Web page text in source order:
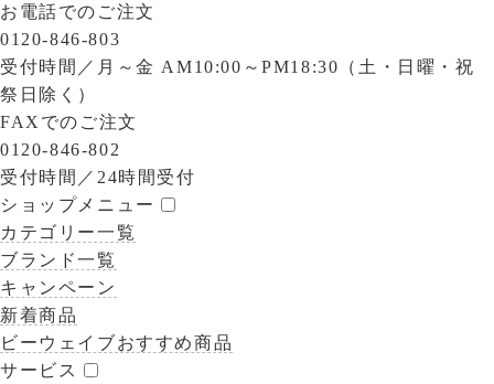
お電話でのご注文
0120-846-803
受付時間／ 月～金 AM10:00～PM18:30（土・日曜・祝
祭日除く）
FAXでのご注文
0120-846-802
受付時間／ 24時間受付
ショップメニュー
カテゴリー一覧
ブランド一覧
キャンペーン
新着商品
ビーウェイブおすすめ商品
サービス